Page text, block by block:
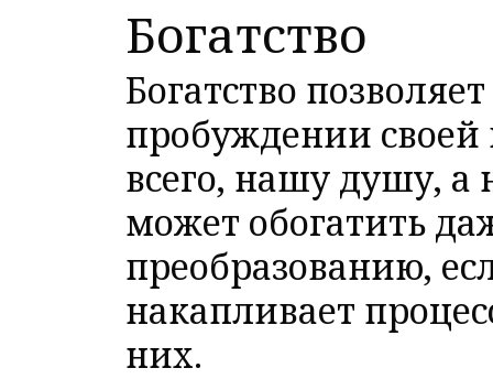
Богатство
Богатство
пробуждении
всего, нашу душу, а
может обогатить
преобразованию,
накапливает
них.